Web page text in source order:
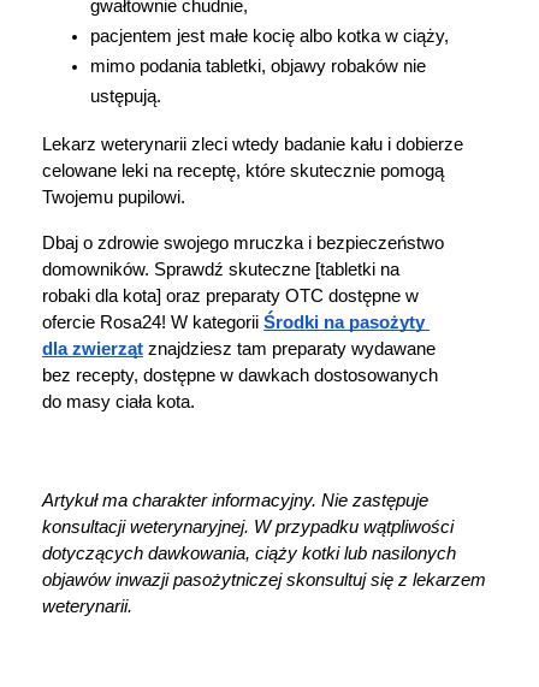
gwałtownie chudnie,
pacjentem jest małe kocię albo kotka w ciąży,
mimo podania tabletki, objawy robaków nie
ustępują.
Lekarz weterynarii zleci wtedy badanie kału i dobierze
celowane leki na receptę, które skutecznie pomogą
Twojemu pupilowi.
Dbaj o zdrowie swojego mruczka i bezpieczeństwo
domowników. Sprawdź skuteczne [tabletki na
robaki dla kota] oraz preparaty OTC dostępne w
ofercie Rosa24! W kategorii Środki na pasożyty
dla zwierząt znajdziesz tam preparaty wydawane
bez recepty, dostępne w dawkach dostosowanych
do masy ciała kota.
Artykuł ma charakter informacyjny. Nie zastępuje
konsultacji weterynaryjnej. W przypadku wątpliwości
dotyczących dawkowania, ciąży kotki lub nasilonych
objawów inwazji pasożytniczej skonsultuj się z lekarzem
weterynarii.